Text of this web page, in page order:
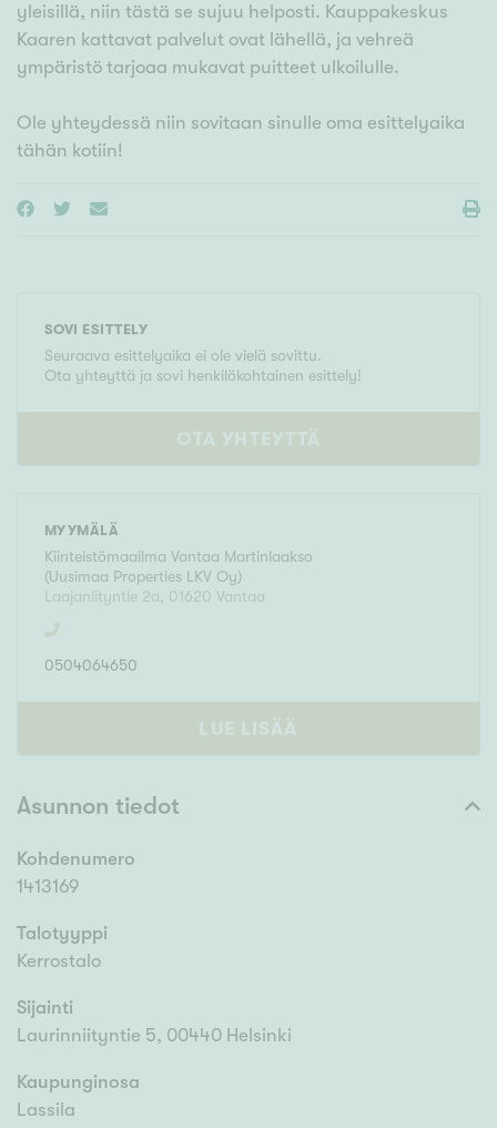
yleisillä, niin tästä se sujuu helposti. Kauppakeskus
Kaaren kattavat palvelut ovat lähellä, ja vehreä
ympäristö tarjoaa mukavat puitteet ulkoilulle.
Ole yhteydessä niin sovitaan sinulle oma esittelyaika
tähän kotiin!
SOVI ESITTELY
Seuraava esittelyaika ei ole vielä sovittu.
Ota yhteyttä ja sovi henkilökohtainen esittely!
OTA YHTEYTTÄ
MYYMÄLÄ
Kiinteistömaailma Vantaa Martinlaakso
(Uusimaa Properties LKV Oy)
Laajaniityntie 2a, 01620 Vantaa
0504064650
LUE LISÄÄ
Asunnon tiedot
Kohdenumero
1413169
Talotyyppi
Kerrostalo
Sijainti
Laurinniityntie 5, 00440 Helsinki
Kaupunginosa
Lassila